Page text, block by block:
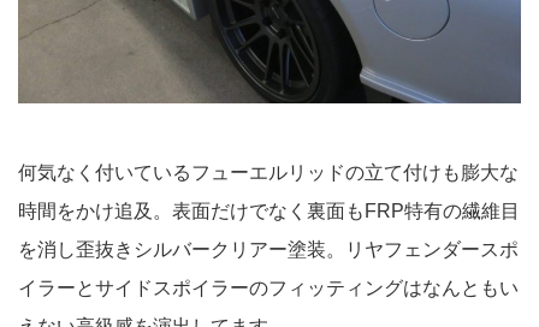
何気なく付いているフューエルリッドの立て付けも膨大な
時間をかけ追及。表面だけでなく裏面もFRP特有の繊維目
を消し歪抜きシルバークリアー塗装。リヤフェンダースポ
イラーとサイドスポイラーのフィッティングはなんともい